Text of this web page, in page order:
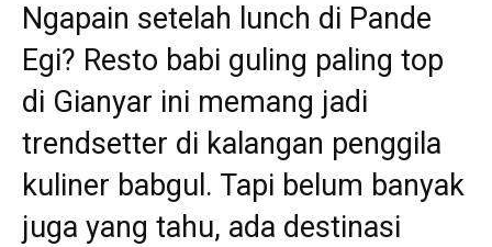
Ngapain setelah lunch di Pande
Egi? Resto babi guling paling top
di Gianyar ini memang jadi
trendsetter di kalangan penggila
kuliner babgul. Tapi belum banyak
juga yang tahu, ada destinasi